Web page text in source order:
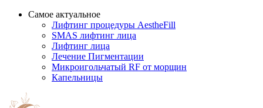
Самое актуальное
Лифтинг процедуры AestheFill
SMAS лифтинг лица
Лифтинг лица
Лечение Пигментации
Микроигольчатый RF от морщин
Капельницы